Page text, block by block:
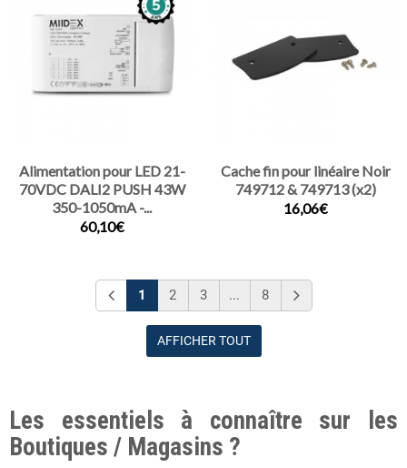
Alimentation pour LED 21-
70VDC DALI2 PUSH 43W
350-1050mA -...
60,10€
Cache fin pour linéaire Noir
749712 & 749713 (x2)
16,06€
1 2 3 ... 8
AFFICHER TOUT
Les essentiels à connaître sur les
Boutiques / Magasins ?